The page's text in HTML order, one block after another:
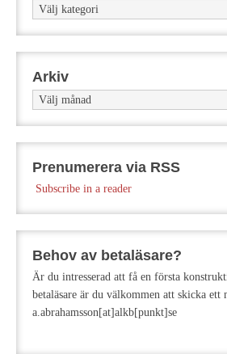
Kategorier
Arkiv
Arkiv
Prenumerera via RSS
Subscribe in a reader
Behov av betaläsare?
Är du intresserad att få en första
betaläsare är du välkommen att skicka
a.abrahamsson[at]alkb[punkt]se